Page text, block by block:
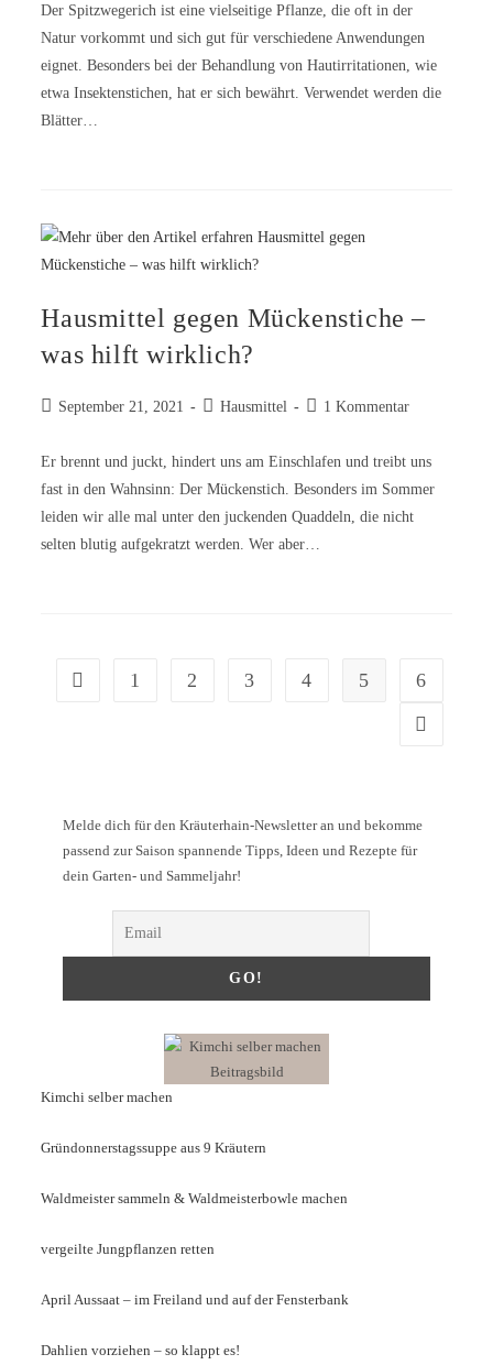
Der Spitzwegerich ist eine vielseitige Pflanze, die oft in der
Natur vorkommt und sich gut für verschiedene Anwendungen
eignet. Besonders bei der Behandlung von Hautirritationen, wie
etwa Insektenstichen, hat er sich bewährt. Verwendet werden die
Blätter…
Hausmittel gegen Mückenstiche –
was hilft wirklich?
September 21, 2021 Hausmittel 1 Kommentar
Er brennt und juckt, hindert uns am Einschlafen und treibt uns
fast in den Wahnsinn: Der Mückenstich. Besonders im Sommer
leiden wir alle mal unter den juckenden Quaddeln, die nicht
selten blutig aufgekratzt werden. Wer aber…
1 2 3 4 5 6
Melde dich für den Kräuterhain-Newsletter an und bekomme
passend zur Saison spannende Tipps, Ideen und Rezepte für
dein Garten- und Sammeljahr!
Kimchi selber machen
Gründonnerstagssuppe aus 9 Kräutern
Waldmeister sammeln & Waldmeisterbowle machen
vergeilte Jungpflanzen retten
April Aussaat – im Freiland und auf der Fensterbank
Dahlien vorziehen – so klappt es!